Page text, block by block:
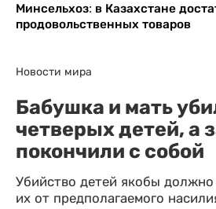
Минсельхоз: в Казахстане
продовольственных товаров
Новости мира
Бабушка и мать
четверых детей, а
покончили с собой
Убийство детей якобы
их от предполагаемого